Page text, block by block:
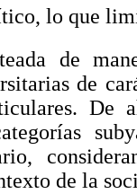
lo que
de
de
de la